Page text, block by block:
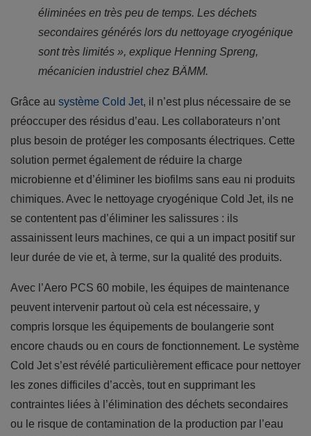
éliminées en très peu de temps. Les déchets
secondaires générés lors du nettoyage cryogénique
sont très limités », explique Henning Spreng,
mécanicien industriel chez BÄMM.
Grâce au système Cold Jet, il n’est plus nécessaire de se
préoccuper des résidus d’eau. Les collaborateurs n’ont
plus besoin de protéger les composants électriques. Cette
solution permet également de réduire la charge
microbienne et d’éliminer les biofilms sans eau ni produits
chimiques. Avec le nettoyage cryogénique Cold Jet, ils ne
se contentent pas d’éliminer les salissures : ils
assainissent leurs machines, ce qui a un impact positif sur
leur durée de vie et, à terme, sur la qualité des produits.
Avec l’Aero PCS 60 mobile, les équipes de maintenance
peuvent intervenir partout où cela est nécessaire, y
compris lorsque les équipements de boulangerie sont
encore chauds ou en cours de fonctionnement. Le système
Cold Jet s’est révélé particulièrement efficace pour nettoyer
les zones difficiles d’accès, tout en supprimant les
contraintes liées à l’élimination des déchets secondaires
ou le risque de contamination de la production par l’eau